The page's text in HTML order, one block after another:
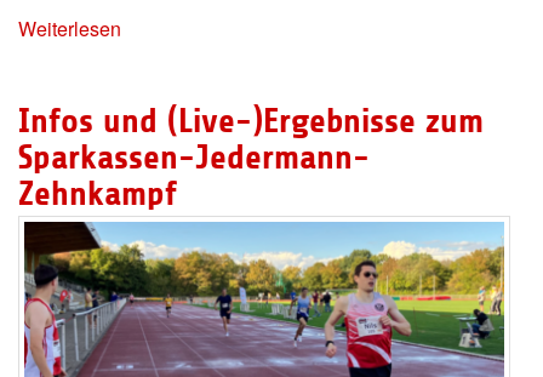
Weiterlesen
Infos und (Live-)Ergebnisse zum
Sparkassen-Jedermann-
Zehnkampf